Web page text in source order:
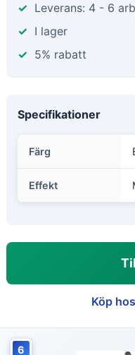
Leverans: 4 - 6
I lager
5% rabatt
Specifikationer
Färg
Effekt
Köp
6